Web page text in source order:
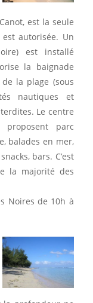
est la seule
autorisée. Un
est installé
la baignade
la plage (sous
nautiques et
Le centre
parc
balades en mer,
bars. C’est
la majorité des
Noires de 10h à